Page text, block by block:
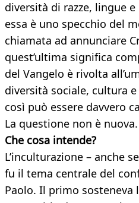
diversità di razze, lingue
essa è uno specchio del
chiamata ad annunciare
quest’ultima significa
del Vangelo è rivolta
diversità sociale, cultura
così può essere davvero
La questione non è nuova.
Che cosa intende?
L’inculturazione – anche
fu il tema centrale del
Paolo. Il primo sosteneva